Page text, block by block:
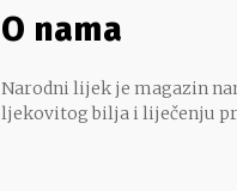
O nama
Narodni lijek je magazin
ljekovitog bilja i liječenju